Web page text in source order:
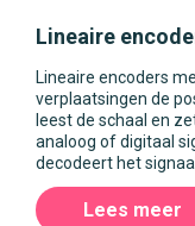
Lineaire
Lineaire encoders
verplaatsingen de
leest de schaal en
analoog of digitaal
decodeert het
Lees meer